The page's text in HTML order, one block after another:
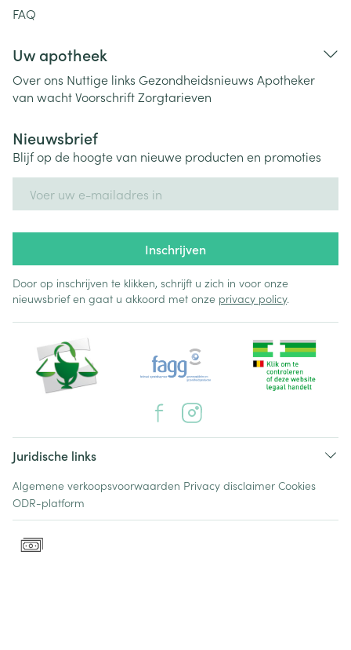
FAQ
Uw apotheek
Over ons Nuttige links Gezondheidsnieuws Apotheker
van wachtVoorschriftZorgtarieven
Nieuwsbrief
Blijf op de hoogte van nieuwe producten en promoties
Inschrijven
Door op inschrijven te klikken, schrijft u zich in voor onze
nieuwsbrief en gaat u akkoord met onze privacy policy.
Juridische links
Algemene verkoopsvoorwaarden Privacy disclaimer Cookies
ODR-platform